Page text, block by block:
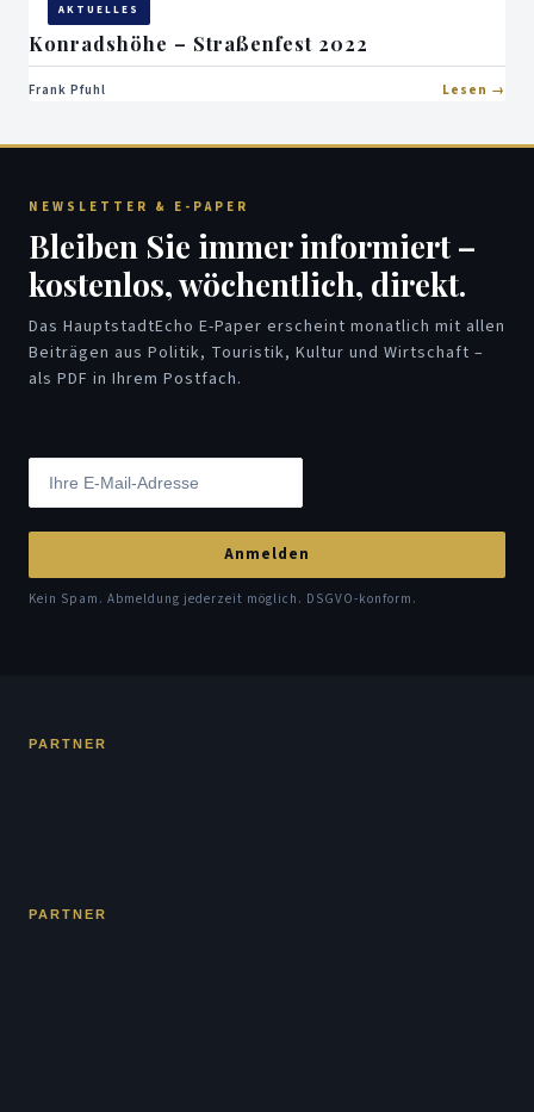
AKTUELLES
Konradshöhe – Straßenfest 2022
Frank Pfuhl Lesen
NEWSLETTER & E-PAPER
Bleiben Sie immer informiert –
kostenlos, wöchentlich, direkt.
Das HauptstadtEcho E-Paper erscheint monatlich mit allen
Beiträgen aus Politik, Touristik, Kultur und Wirtschaft –
als PDF in Ihrem Postfach.
Anmelden
Kein Spam. Abmeldung jederzeit möglich. DSGVO-konform.
PARTNER
PARTNER